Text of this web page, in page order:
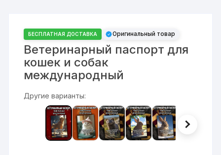
БЕСПЛАТНАЯ ДОСТАВКА Оригинальный товар
Ветеринарный паспорт для
кошек и собак
международный
Другие варианты: